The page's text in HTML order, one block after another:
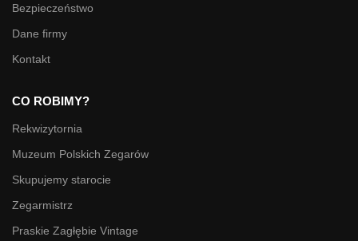
Bezpieczeństwo
Dane firmy
Kontakt
CO ROBIMY?
Rekwizytornia
Muzeum Polskich Zegarów
Skupujemy starocie
Zegarmistrz
Praskie Zagłębie Vintage